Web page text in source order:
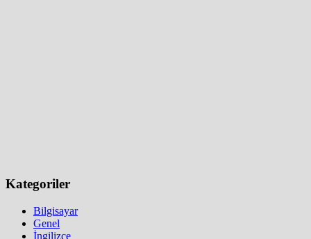
Kategoriler
Bilgisayar
Genel
İngilizce